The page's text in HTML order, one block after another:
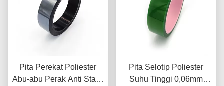
Pita Perekat Poliester
Abu-abu Perak Anti Statis
Pita Selotip Poliester
Suhu Tinggi 0,06mm